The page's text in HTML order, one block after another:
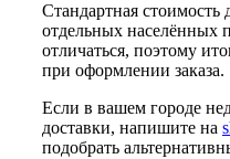
Стандартная
отдельных населённых
отличаться, поэтому
при оформлении заказа.
Если в вашем городе
доставки, напишите на
подобрать